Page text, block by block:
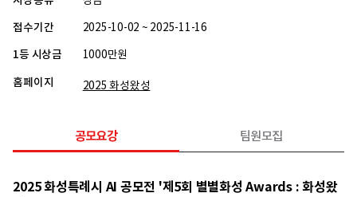
접수기간 2025-10-02 ~ 2025-11-16
1등 시상금 1000만원
홈페이지 2025 화성왔성
공모요강 팀원모집
2025 화성특례시 AI 공모전 '제5회 별별화성 Awards : 화성왔